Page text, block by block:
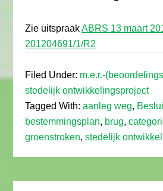
Zie uitspraakABRS 13 maart
201204691/1/R2
Filed Under: m.e.r.-
stedelijk ontwikkelingsproject
Tagged With:aanleg weg,
bestemmingsplan, brug,
groenstroken,stedelijk